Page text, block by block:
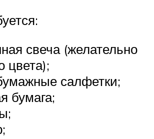
свеча (желательно
цвета);
салфетки;
бумага;